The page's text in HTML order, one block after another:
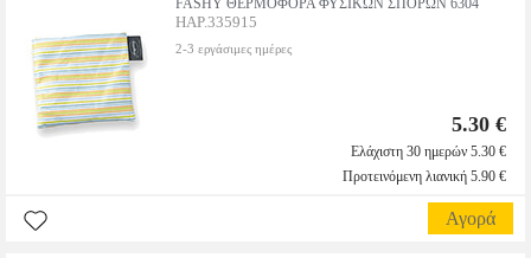
FASHY ΘΕΡΜΟΦΟΡΑ ΦΥΣΙΚΩΝ ΣΠΟΡΩΝ 6304
HAP.335915
2-3 εργάσιμες ημέρες
5.30 €
Ελάχιστη 30 ημερών 5.30 €
Προτεινόμενη λιανική 5.90 €
Αγορά